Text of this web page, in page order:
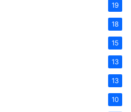
19
18
15
13
13
10